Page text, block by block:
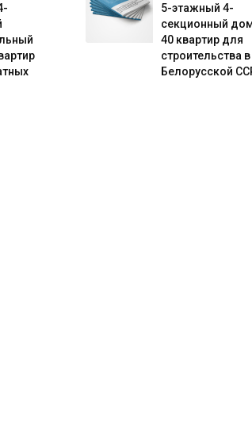
5-этажный 4-
секционный
40 квартир для
строительства в
Белорусской